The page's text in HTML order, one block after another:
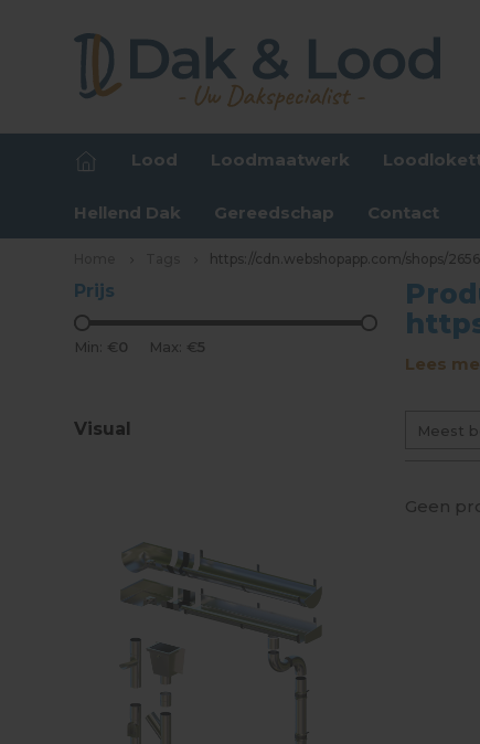
Lood Loodmaatwerk
Hellend Dak Gereedschap Contact
https://cdn.webshopapp.com/shops/
Prijs
Min: €0 Max: €5
Visual
Lees
Meest
Geen